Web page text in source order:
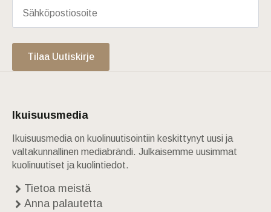
Tilaa Uutiskirje
Ikuisuusmedia
Ikuisuusmedia on kuolinuutisointiin keskittynyt uusi ja
valtakunnallinen mediabrändi. Julkaisemme uusimmat
kuolinuutiset ja kuolintiedot.
Tietoa meistä
Anna palautetta